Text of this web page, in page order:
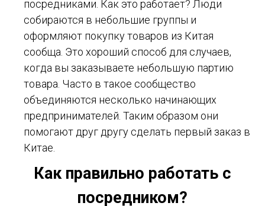
посредниками. Как это работает? Люди
собираются в небольшие группы и
оформляют покупку товаров из Китая
сообща. Это хороший способ для случаев,
когда вы заказываете небольшую партию
товара. Часто в такое сообщество
объединяются несколько начинающих
предпринимателей. Таким образом они
помогают друг другу сделать первый заказ в
Китае.
Как правильно работать с
посредником?